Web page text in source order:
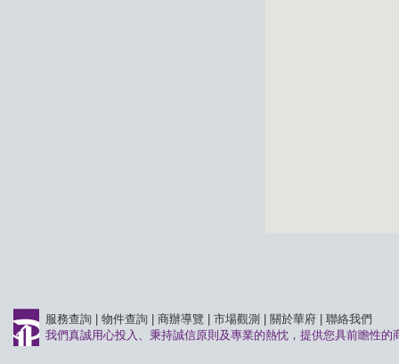
服務查詢 物件查詢 商辦導覽 市場觀測 關於華府
聯絡我們
我們真誠用心投入、秉持誠信原則及專業的熱忱，提供您具前瞻性的